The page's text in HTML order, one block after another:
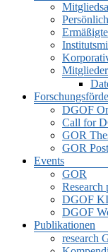
DGOF
Call for
GOR
GOR
Events
GOR
Research
DGOF
DGOF
Publikationen
research